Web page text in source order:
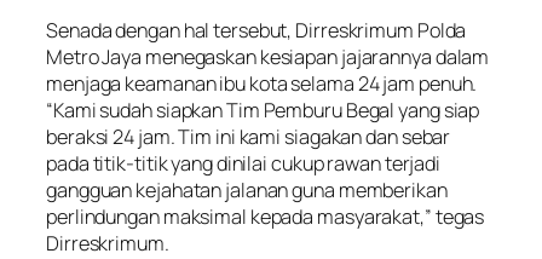
Senada dengan hal tersebut, Dirreskrimum Polda
Metro Jaya menegaskan kesiapan jajarannya dalam
menjaga keamanan ibu kota selama 24 jam penuh.
“Kami sudah siapkan Tim Pemburu Begal yang siap
beraksi 24 jam. Tim ini kami siagakan dan sebar
pada titik-titik yang dinilai cukup rawan terjadi
gangguan kejahatan jalanan guna memberikan
perlindungan maksimal kepada masyarakat,” tegas
Dirreskrimum.